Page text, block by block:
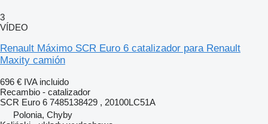
3
VÍDEO
Renault Máximo SCR Euro 6 catalizador para Renault
Maxity camión
696 € IVA incluido
Recambio - catalizador
SCR Euro 6 7485138429 , 20100LC51A
Polonia, Chyby